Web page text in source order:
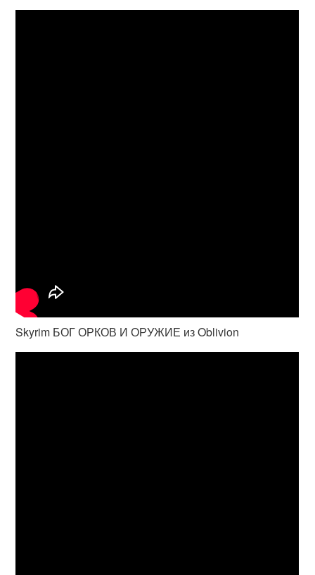
Skyrim БОГ ОРКОВ И ОРУЖИЕ из Oblivion